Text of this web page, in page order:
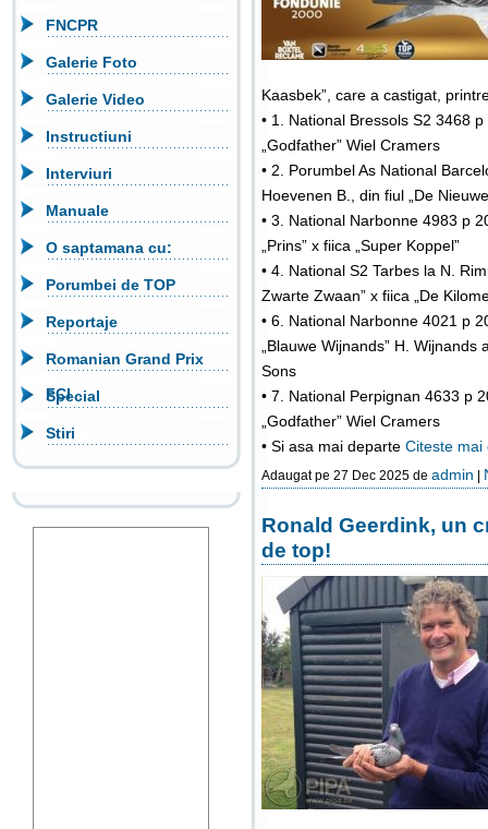
FNCPR
Galerie Foto
Galerie Video
Instructiuni
Interviuri
Manuale
O saptamana cu:
Porumbei de TOP
Reportaje
Romanian Grand Prix
FCI
Special
Stiri
Kaasbek”, care a castigat,
• 1. National Bressols S2 3468
„Godfather” Wiel Cramers
• 2. Porumbel As National
Hoevenen B., din fiul „De
• 3. National Narbonne 4983 p
„Prins” x fiica „Super Koppel”
• 4. National S2 Tarbes la N.
Zwarte Zwaan” x fiica „De
• 6. National Narbonne 4021 p
„Blauwe Wijnands” H.
Sons
• 7. National Perpignan 4633 p
„Godfather” Wiel Cramers
• Si asa mai departe Citeste mai
Adaugat pe 27 Dec 2025 de admin |
Ronald Geerdink, un
de top!